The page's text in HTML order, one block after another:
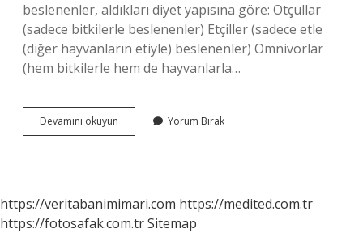
beslenenler, aldıkları diyet yapısına göre: Otçullar
(sadece bitkilerle beslenenler) Etçiller (sadece etle
(diğer hayvanların etiyle) beslenenler) Omnivorlar
(hem bitkilerle hem de hayvanlarla…
Devamını okuyun Karnivor
Anlamı
Yorum Bırak
https://veritabanimimari.com https://medited.com.tr
https://fotosafak.com.trSitemap